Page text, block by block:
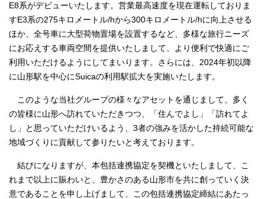
E8系がデビューいたします。営業最高速度を現在運転しておりま
すE3系の275キロメートル/hから300キロメートル/hに向上させる
ほか、全号車に大型荷物置場を設置するなど、多様な旅行ニーズ
にお応えする車両空間を提供いたしまして、より便利で快適にご
利用いただけるようにしてまいります。さらには、2024年初以降
に山形駅を中心にSuicaの利用駅拡大を実施いたします。
このような当社グループの様々なアセットを通じまして、多く
の皆様に山形へ訪れていただきつつ、「住んでよし」「訪れてよ
し」と思っていただけいるよう、3者の強みを活かした持続可能な
地域づくりに貢献して参りたいと考えております。
結びになりますが、本包括連携協定を契機といたしまして、こ
れまで以上に賑わいと、豊かさのある山形市を共に創っていく決
意であることを申し上げまして、この包括連携協定締結にあたっ